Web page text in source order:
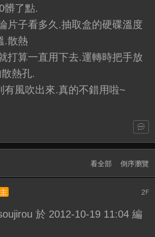
髒了點.
片子看多久.抽取盒的硬碟溫度
.散熱
打算一直用下去.運轉時把手放
熱孔.
有風吹出來.真的不錯用啦~
看全部 倒序瀏覽
2F
於 2012-10-19 11:04 編